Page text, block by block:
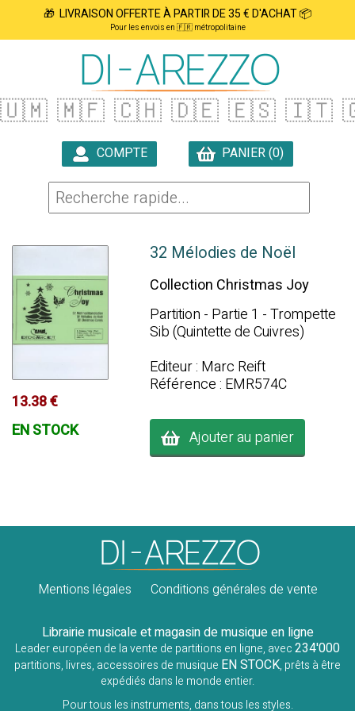
🎁 LIVRAISON OFFERTE À PARTIR DE 35 € D'ACHAT 📦
Pour les envois en 🇫🇷 métropolitaine
🇺🇲 🇲🇫 🇨🇭 🇩🇪 🇪🇸 🇮🇹
COMPTE
PANIER (0)
13.38 €
EN STOCK
32 Mélodies de Noël
Collection Christmas Joy
Partition - Partie 1 - Trompette
Sib (Quintette de Cuivres)
Editeur : Marc Reift
Référence : EMR574C
Ajouter au panier
Mentions légales Conditions générales de vente
Librairie musicale et magasin de musique en ligne
Leader européen de la vente de partitions en ligne, avec234'000
partitions, livres, accessoires de musique EN STOCK, prêts à être
expédiés dans le monde entier.
Pour tous les instruments, dans tous les styles.